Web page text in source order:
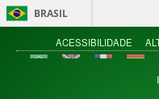
BRASIL
ACESSIBILIDADE